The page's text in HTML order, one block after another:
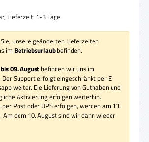
Lieferzeit: 1-3 Tage
unsere geänderten Lieferzeiten
im Betriebsurlaub befinden.
09. Augustbefinden wir uns im
Der Support erfolgt eingeschränkt per E-
weiter. Die Lieferung von Guthaben und
Aktivierung erfolgen weiterhin.
per Post oder UPS erfolgen, werden am 13.
Am dem 10. August sind wir dann wieder